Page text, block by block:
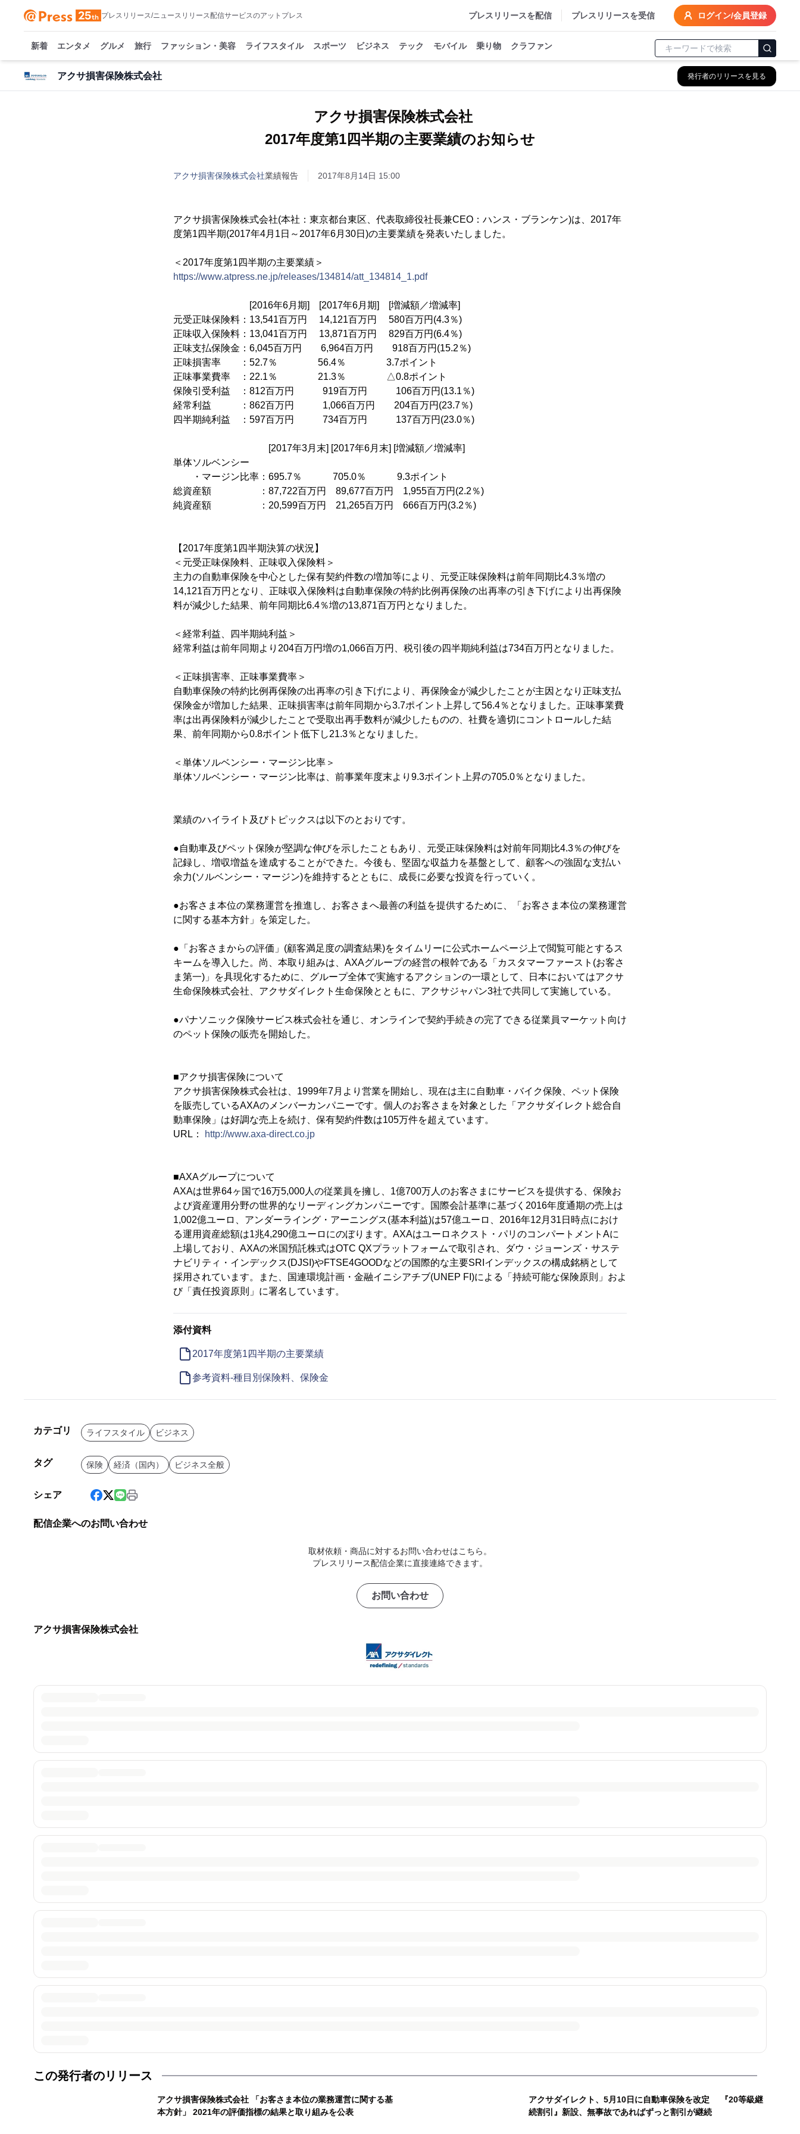
プレスリリース/ニュースリリース配信サービスのアットプレス プレスリリースを配信 プレスリリースを受信 ログイン/会員登録
新着 エンタメ グルメ 旅行 ファッション・美容 ライフスタイル スポーツ ビジネス テック モバイル 乗り物 クラファン
アクサ損害保険株式会社 発行者のリリースを見る
アクサ損害保険株式会社
2017年度第1四半期の主要業績のお知らせ
アクサ損害保険株式会社業績報告 2017年8月14日 15:00
アクサ損害保険株式会社(本社：東京都台東区、代表取締役社長兼CEO：ハンス・ブランケン)は、2017年
度第1四半期(2017年4月1日～2017年6月30日)の主要業績を発表いたしました。
＜2017年度第1四半期の主要業績＞
https://www.atpress.ne.jp/releases/134814/att_134814_1.pdf
[2016年6月期] [2017年6月期] [増減額／増減率]
元受正味保険料：13,541百万円 14,121百万円 580百万円(4.3％)
正味収入保険料：13,041百万円 13,871百万円 829百万円(6.4％)
正味支払保険金：6,045百万円 6,964百万円 918百万円(15.2％)
正味損害率 ：52.7％ 56.4％ 3.7ポイント
正味事業費率 ：22.1％ 21.3％ △0.8ポイント
保険引受利益 ：812百万円 919百万円 106百万円(13.1％)
経常利益 ：862百万円 1,066百万円 204百万円(23.7％)
四半期純利益 ：597百万円 734百万円 137百万円(23.0％)
[2017年3月末] [2017年6月末] [増減額／増減率]
単体ソルベンシー
・マージン比率：695.7％ 705.0％ 9.3ポイント
総資産額 ：87,722百万円 89,677百万円 1,955百万円(2.2％)
純資産額 ：20,599百万円 21,265百万円 666百万円(3.2％)
【2017年度第1四半期決算の状況】
＜元受正味保険料、正味収入保険料＞
主力の自動車保険を中心とした保有契約件数の増加等により、元受正味保険料は前年同期比4.3％増の
14,121百万円となり、正味収入保険料は自動車保険の特約比例再保険の出再率の引き下げにより出再保険
料が減少した結果、前年同期比6.4％増の13,871百万円となりました。
＜経常利益、四半期純利益＞
経常利益は前年同期より204百万円増の1,066百万円、税引後の四半期純利益は734百万円となりました。
＜正味損害率、正味事業費率＞
自動車保険の特約比例再保険の出再率の引き下げにより、再保険金が減少したことが主因となり正味支払
保険金が増加した結果、正味損害率は前年同期から3.7ポイント上昇して56.4％となりました。正味事業費
率は出再保険料が減少したことで受取出再手数料が減少したものの、社費を適切にコントロールした結
果、前年同期から0.8ポイント低下し21.3％となりました。
＜単体ソルベンシー・マージン比率＞
単体ソルベンシー・マージン比率は、前事業年度末より9.3ポイント上昇の705.0％となりました。
業績のハイライト及びトピックスは以下のとおりです。
●自動車及びペット保険が堅調な伸びを示したこともあり、元受正味保険料は対前年同期比4.3％の伸びを
記録し、増収増益を達成することができた。今後も、堅固な収益力を基盤として、顧客への強固な支払い
余力(ソルベンシー・マージン)を維持するとともに、成長に必要な投資を行っていく。
●お客さま本位の業務運営を推進し、お客さまへ最善の利益を提供するために、「お客さま本位の業務運営
に関する基本方針」を策定した。
●「お客さまからの評価」(顧客満足度の調査結果)をタイムリーに公式ホームページ上で閲覧可能とするス
キームを導入した。尚、本取り組みは、AXAグループの経営の根幹である「カスタマーファースト(お客さ
ま第一)」を具現化するために、グループ全体で実施するアクションの一環として、日本においてはアクサ
生命保険株式会社、アクサダイレクト生命保険とともに、アクサジャパン3社で共同して実施している。
●パナソニック保険サービス株式会社を通じ、オンラインで契約手続きの完了できる従業員マーケット向け
のペット保険の販売を開始した。
■アクサ損害保険について
アクサ損害保険株式会社は、1999年7月より営業を開始し、現在は主に自動車・バイク保険、ペット保険
を販売しているAXAのメンバーカンパニーです。個人のお客さまを対象とした「アクサダイレクト総合自
動車保険」は好調な売上を続け、保有契約件数は105万件を超えています。
URL：
http://www.axa-direct.co.jp
■AXAグループについて
AXAは世界64ヶ国で16万5,000人の従業員を擁し、1億700万人のお客さまにサービスを提供する、保険お
よび資産運用分野の世界的なリーディングカンパニーです。国際会計基準に基づく2016年度通期の売上は
1,002億ユーロ、アンダーライング・アーニングス(基本利益)は57億ユーロ、2016年12月31日時点におけ
る運用資産総額は1兆4,290億ユーロにのぼります。AXAはユーロネクスト・パリのコンパートメントAに
上場しており、AXAの米国預託株式はOTC QXプラットフォームで取引され、ダウ・ジョーンズ・サステ
ナビリティ・インデックス(DJSI)やFTSE4GOODなどの国際的な主要SRIインデックスの構成銘柄として
採用されています。また、国連環境計画・金融イニシアチブ(UNEP FI)による「持続可能な保険原則」およ
び「責任投資原則」に署名しています。
添付資料
2017年度第1四半期の主要業績
参考資料-種目別保険料、保険金
カテゴリ ライフスタイル ビジネス
タグ 保険 経済（国内） ビジネス全般
シェア
配信企業へのお問い合わせ
取材依頼・商品に対するお問い合わせはこちら。
プレスリリース配信企業に直接連絡できます。
お問い合わせ
アクサ損害保険株式会社
この発行者のリリース
アクサ損害保険株式会社 「お客さま本位の業務運営に関する基
本方針」 2021年の評価指標の結果と取り組みを公表
アクサダイレクト、5月10日に自動車保険を改定 『20等級継
続割引』新設、無事故であればずっと割引が継続